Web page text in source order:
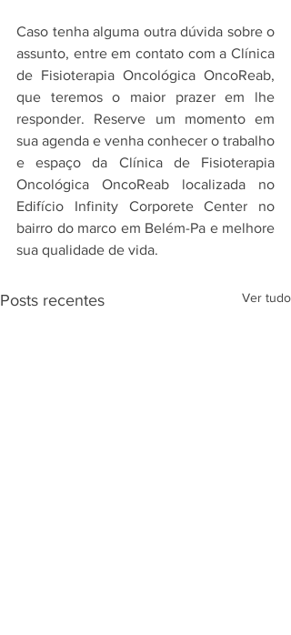
Caso tenha alguma outra dúvida sobre o
assunto, entre em contato com a Clínica
de Fisioterapia Oncológica OncoReab,
que teremos o maior prazer em lhe
responder. Reserve um momento em
sua agenda e venha conhecer o trabalho
e espaço da Clínica de Fisioterapia
Oncológica OncoReab localizada no
Edifício Infinity Corporete Center no
bairro do marco em Belém-Pa e melhore
sua qualidade de vida.
Posts recentes Ver tudo